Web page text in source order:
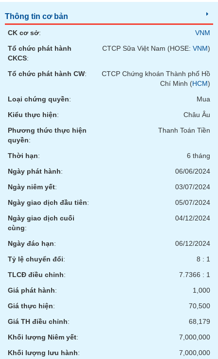
Thông tin cơ bản
CK cơ sở:
VNM
Tổ chức phát hành
CKCS:
CTCP Sữa Việt Nam (HOSE: VNM)
Tổ chức phát hành CW:
CTCP Chứng khoán Thành phố Hồ
Chí Minh (HCM)
Loại chứng quyền:
Mua
Kiểu thực hiện:
Châu Âu
Phương thức thực hiện
quyền:
Thanh Toán Tiền
Thời hạn:
6 tháng
Ngày phát hành:
06/06/2024
Ngày niêm yết:
03/07/2024
Ngày giao dịch đầu tiên:
05/07/2024
Ngày giao dịch cuối
cùng:
04/12/2024
Ngày đáo hạn:
06/12/2024
Tỷ lệ chuyển đổi:
8 : 1
TLCĐ điều chỉnh:
7.7366 : 1
Giá phát hành:
1,000
Giá thực hiện:
70,500
Giá TH điều chỉnh:
68,179
Khối lượng Niêm yết:
7,000,000
Khối lượng lưu hành:
7,000,000
BẤT
SẢN
Mã
khoán
(-)
Tất cả
Lãnh
(-)
Tất cả Người nội bộ Cổ đông lớn
Tin
tức
(-)
Bài
viết
của
tác
(-)
Báo
cáo